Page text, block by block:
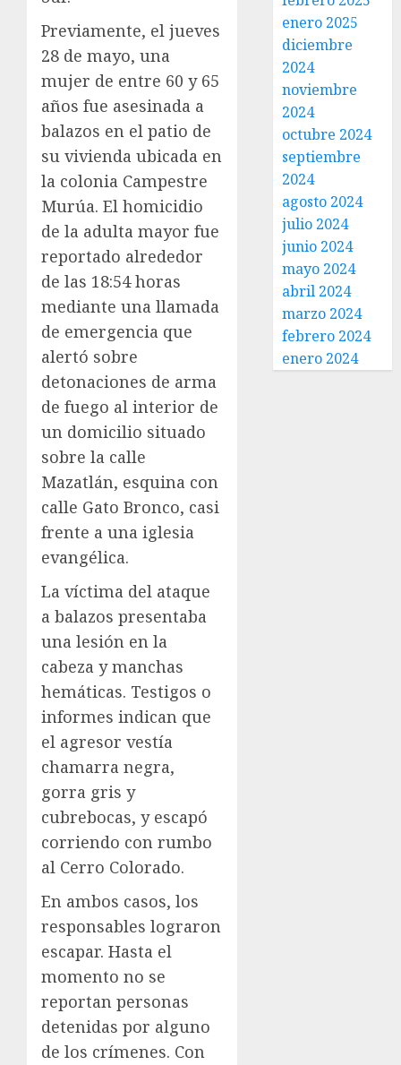
Previamente, el jueves
28 de mayo, una
mujer de entre 60 y 65
años fue asesinada a
balazos en el patio de
su vivienda ubicada en
la colonia Campestre
Murúa. El homicidio
de la adulta mayor fue
reportado alrededor
de las 18:54 horas
mediante una llamada
de emergencia que
alertó sobre
detonaciones de arma
de fuego al interior de
un domicilio situado
sobre la calle
Mazatlán, esquina con
calle Gato Bronco, casi
frente a una iglesia
evangélica.
La víctima del ataque
a balazos presentaba
una lesión en la
cabeza y manchas
hemáticas. Testigos o
informes indican que
el agresor vestía
chamarra negra,
gorra gris y
cubrebocas, y escapó
corriendo con rumbo
al Cerro Colorado.
En ambos casos, los
responsables lograron
escapar. Hasta el
momento no se
reportan personas
detenidas por alguno
de los crímenes. Con
enero 2025
diciembre
2024
noviembre
2024
octubre 2024
septiembre
2024
agosto 2024
julio 2024
junio 2024
mayo 2024
abril 2024
marzo 2024
febrero 2024
enero 2024